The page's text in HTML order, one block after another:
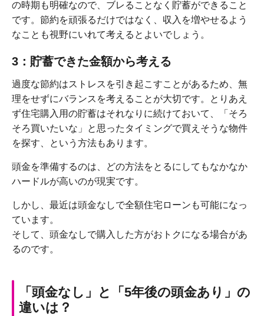
の時期も明確なので、ブレることなく貯蓄ができること
です。節約を頑張るだけではなく、収入を増やせるよう
なことも視野にいれて考えるとよいでしょう。
3：貯蓄できた金額から考える
過度な節約はストレスを引き起こすことがあるため、無
理をせずにバランスを考えることが大切です。とりあえ
ず住宅購入用の貯蓄はそれなりに続けておいて、「そろ
そろ買いたいな」と思ったタイミングで買えそうな物件
を探す、という方法もあります。
頭金を準備するのは、どの方法をとるにしてもなかなか
ハードルが高いのが現実です。
しかし、最近は頭金なしで全額住宅ローンも可能になっ
ています。
そして、頭金なしで購入した方がおトクになる場合があ
るのです。
「頭金なし」と「5年後の頭金あり」の
違いは？